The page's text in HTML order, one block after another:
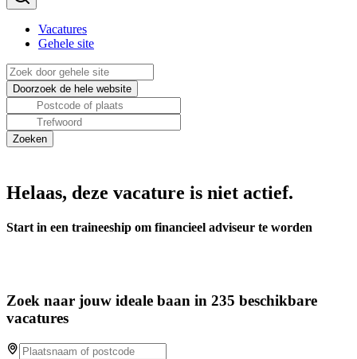
Vacatures
Gehele site
Helaas, deze vacature is niet actief.
Start in een traineeship om financieel adviseur te worden
Zoek naar jouw ideale baan in 235 beschikbare
vacatures